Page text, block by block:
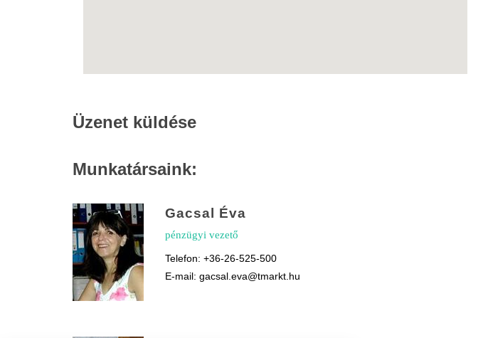
Üzenet küldése
Munkatársaink:
Gacsal Éva
pénzügyi vezető
Telefon: +36-26-525-500
E-mail: gacsal.eva@tmarkt.hu